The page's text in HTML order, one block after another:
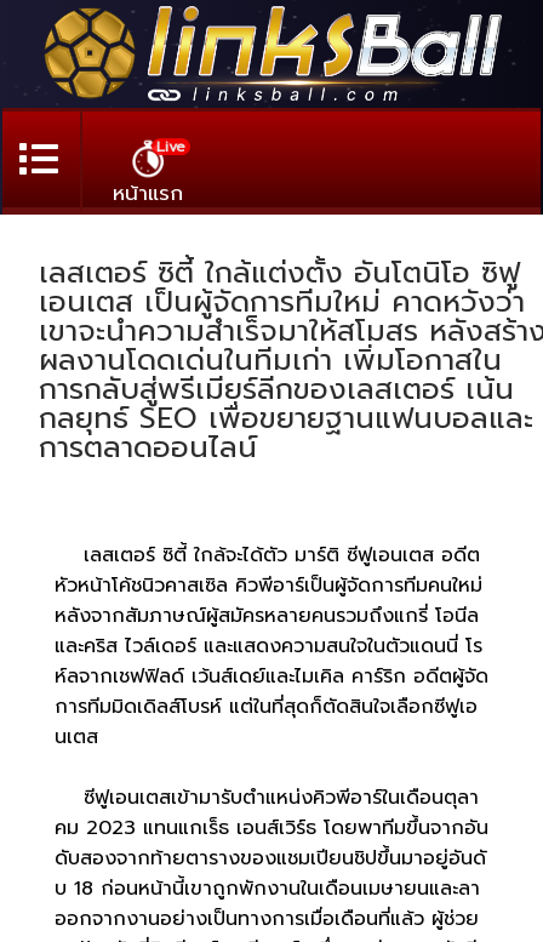
Live
หน้าแรก
เลสเตอร์ ซิตี้ ใกล้แต่งตั้ง อันโตนิโอ ซิฟู
เอนเตส เป็นผู้จัดการทีมใหม่ คาดหวังว่า
เขาจะนำความสำเร็จมาให้สโมสร หลังสร้า
ผลงานโดดเด่นในทีมเก่า เพิ่มโอกาสใน
การกลับสู่พรีเมียร์ลีกของเลสเตอร์ เน้น
กลยุทธ์ SEO เพื่อขยายฐานแฟนบอลและ
การตลาดออนไลน์
เลสเตอร์ ซิตี้ ใกล้จะได้ตัว มาร์ติ ซีฟูเอนเตส อดีต
หัวหน้าโค้ชนิวคาสเซิล คิวพีอาร์เป็นผู้จัดการทีมคนใหม่
หลังจากสัมภาษณ์ผู้สมัครหลายคนรวมถึงแกรี่ โอนีล
และคริส ไวล์เดอร์ และแสดงความสนใจในตัวแดนนี่ โร
ห์ลจากเชฟฟิลด์ เว้นส์เดย์และไมเคิล คาร์ริก อดีตผู้จัด
การทีมมิดเดิลส์โบรห์ แต่ในที่สุดก็ตัดสินใจเลือกซีฟูเอ
นเตส
ซีฟูเอนเตสเข้ามารับตำแหน่งคิวพีอาร์ในเดือนตุลา
คม 2023 แทนแกเร็ธ เอนส์เวิร์ธ โดยพาทีมขึ้นจากอัน
ดับสองจากท้ายตารางของแชมเปียนชิปขึ้นมาอยู่อันดั
บ 18 ก่อนหน้านี้เขาถูกพักงานในเดือนเมษายนและลา
ออกจากงานอย่างเป็นทางการเมื่อเดือนที่แล้ว ผู้ช่วย